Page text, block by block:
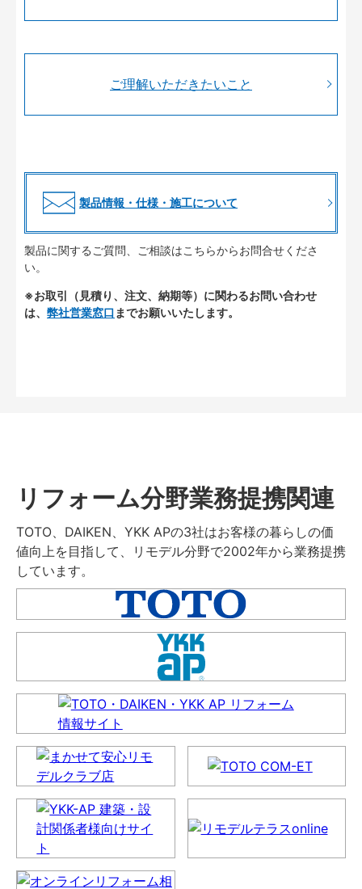
ご理解いただきたいこと
製品情報・仕様・施工について
製品に関するご質問、ご相談はこちらからお問合せくださ
い。
※お取引（見積り、注文、納期等）に関わるお問い合わせ
は、 弊社営業窓口 までお願いいたします。
リフォーム分野業務提携関連
TOTO、DAIKEN、YKK APの3社はお客様の暮らしの価
値向上を目指して、リモデル分野で2002年から業務提携
しています。